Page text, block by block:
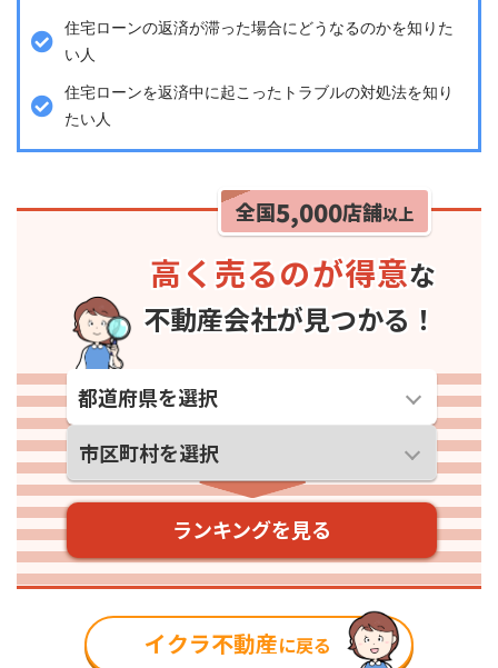
住宅ローンの返済が滞った場合にどうなるのかを知りた
い人
住宅ローンを返済中に起こったトラブルの対処法を知り
たい人